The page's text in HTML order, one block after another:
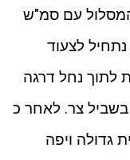
עם סמ"ש
נתחיל לצעוד
לרדת לתוך נחל דרגה
בשביל צר. לאחר כ
גדולה ויפה